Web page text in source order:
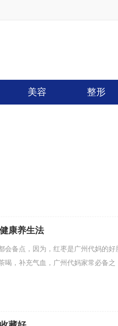
美容 整形
康养生法
会备点，因为，红枣是广州代妈的好
喝，补充气血，广州代妈家常必备之